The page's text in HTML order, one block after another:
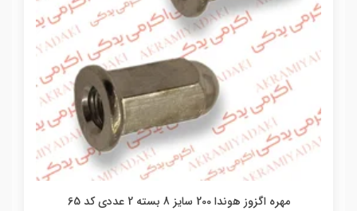
مهره اگزوز هوندا 200 سایز 8 بسته 2 عددی کد 65